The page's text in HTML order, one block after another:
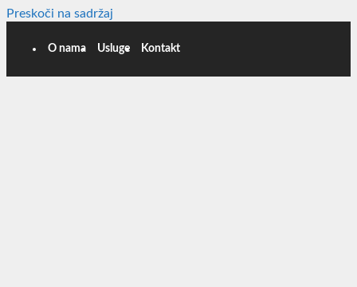
Preskoči na sadržaj
O nama Usluge Kontakt